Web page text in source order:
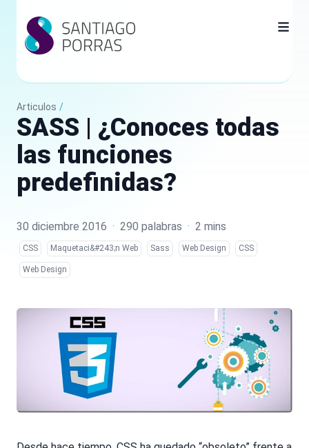
Articulos /
SASS | ¿Conoces todas
las funciones
predefinidas?
30 diciembre 2016 · 290 palabras · 2 mins
CSS Maquetaci&#243;n Web Sass Web Design CSS
Web Design